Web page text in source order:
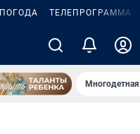
ПОГОДА ТЕЛЕПРОГРАММА